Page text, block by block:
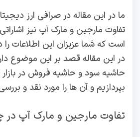
ما در این مقاله در صرافی ارز
تفاوت مارجین و مارک آپ نیز
است که شما عزیزان این اطلاعات را
در این مقاله قصد بر این موضوع
حاشیه سود و حاشیه فروش در بازار
بپردازیم و آن ها را مورد نقد و
تفاوت مارجین و مارک آپ